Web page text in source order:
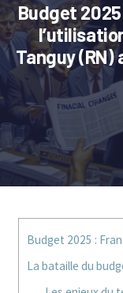
Budget
Tanguy (RN)
Budget 2025 :
La bataille du